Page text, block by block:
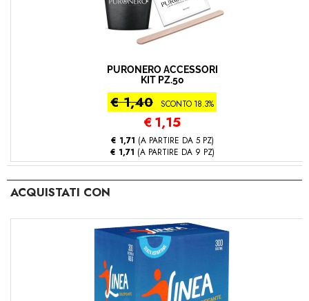
PURONERO ACCESSORI
KIT PZ.50
€ 1,40 SCONTO 18.3%
€ 1,15
€ 1,71 (A PARTIRE DA 5 PZ)
€ 1,71 (A PARTIRE DA 9 PZ)
ACQUISTATI CON